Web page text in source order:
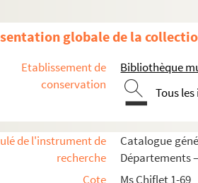
globale de la
Etablissement de
conservation
Bibliothèque
Tous
de l'instrument de
recherche
Catalogue
Départements
Cote
Ms Chiflet 1-69
Ms Chiflet 2. « Mémoires servans à
Ms Chiflet 3. « Papiers importans en
Ms Chiflet 4. « ... Titres concernant
Ms Chiflet 5. « Droits des archevesques
Ms Chiflet 6. « Desmelez de nos